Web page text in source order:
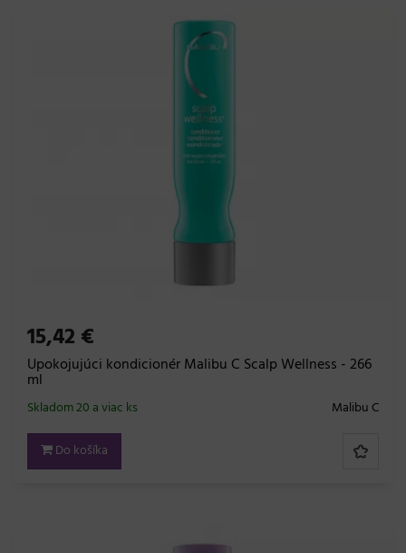
15,42 €
Upokojujúci kondicionér Malibu C Scalp Wellness - 266
ml
Malibu C
Skladom 20 a viac ks
Do košíka